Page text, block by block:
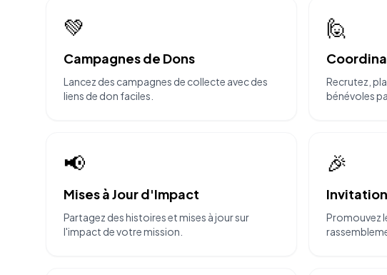
💚
Campagnes de Dons
Lancez des campagnes de collecte avec des
liens de don faciles.
🙋
Recrutez,
bénévoles
📢
Mises à Jour d'Impact
Partagez des histoires et mises à jour sur
l'impact de votre mission.
🎉
Promouvez